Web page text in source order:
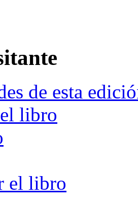
de esta
libro
el libro